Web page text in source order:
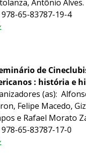
Antônio Alves.
65-83787-19-4
de
: história e
(as):
Felipe Macedo,
e Rafael Morato
65-83787-17-0